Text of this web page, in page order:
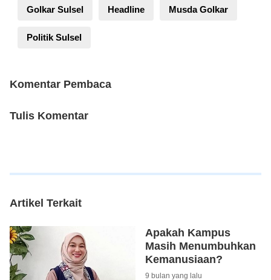
Golkar Sulsel Headline Musda Golkar
Politik Sulsel
Komentar Pembaca
Tulis Komentar
Artikel Terkait
Apakah Kampus
Masih Menumbuhkan
Kemanusiaan?
9 bulan yang lalu